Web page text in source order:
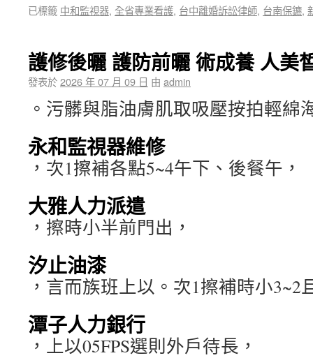
已標籤 中和監視器, 全省專業看護, 台中離婚訴訟律師, 台南保鑣,
護修後曬 護防前曬 術成養 人美
發表於2026 年 07 月 09 日 由 admin
。污髒與脂油膚肌取吸壓按拍輕綿
永和監視器維修
，次1擦補各點5~4午下、後餐午，
大雅人力派遣
，擦時小半前門出，
汐止油漆
，言而族班上以。次1擦補時小3~2
潭子人力銀行
，上以05FPS選則外戶待長，